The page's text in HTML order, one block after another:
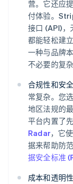
营。它还应
付体验。
接口 (API)，
都能轻松建
一种与品牌
不必要的复杂
合规性和安全
常复杂。您
地区法规的
平台内置了
Radar，它
据来帮助防
据安全标准
成本和透明性